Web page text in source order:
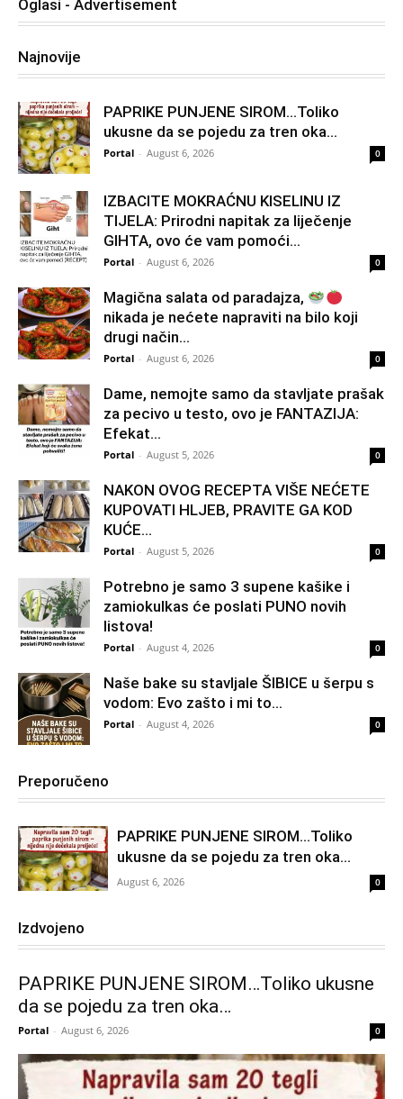
Oglasi - Advertisement
Najnovije
PAPRIKE PUNJENE SIROM…Toliko
ukusne da se pojedu za tren oka…
Portal - August 6, 2026 0
IZBACITE MOKRAĆNU KISELINU IZ
TIJELA: Prirodni napitak za liječenje
GIHTA, ovo će vam pomoći...
Portal - August 6, 2026 0
Magična salata od paradajza,
nikada je nećete napraviti na bilo koji
drugi način…
Portal - August 6, 2026 0
Dame, nemojte samo da stavljate prašak
za pecivo u testo, ovo je FANTAZIJA:
Efekat...
Portal - August 5, 2026 0
NAKON OVOG RECEPTA VIŠE NEĆETE
KUPOVATI HLJEB, PRAVITE GA KOD
KUĆE…
Portal - August 5, 2026 0
Potrebno je samo 3 supene kašike i
zamiokulkas će poslati PUNO novih
listova!
Portal - August 4, 2026 0
Naše bake su stavljale ŠIBICE u šerpu s
vodom: Evo zašto i mi to...
Portal - August 4, 2026 0
Preporučeno
PAPRIKE PUNJENE SIROM…Toliko
ukusne da se pojedu za tren oka…
August 6, 2026 0
Izdvojeno
PAPRIKE PUNJENE SIROM…Toliko ukusne
da se pojedu za tren oka…
Portal - August 6, 2026 0